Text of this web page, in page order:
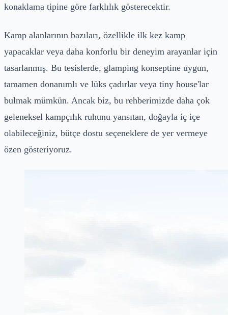
konaklama tipine göre farklılık gösterecektir.
Kamp alanlarının bazıları, özellikle ilk kez kamp
yapacaklar veya daha konforlu bir deneyim arayanlar için
tasarlanmış. Bu tesislerde, glamping konseptine uygun,
tamamen donanımlı ve lüks çadırlar veya tiny house'lar
bulmak mümkün. Ancak biz, bu rehberimizde daha çok
geleneksel kampçılık ruhunu yansıtan, doğayla iç içe
olabileceğiniz, bütçe dostu seçeneklere de yer vermeye
özen gösteriyoruz.